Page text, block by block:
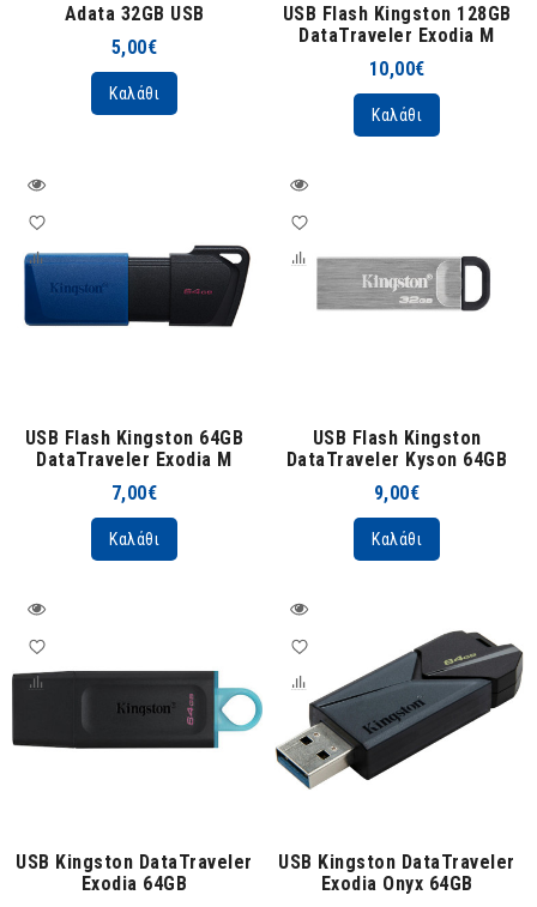
Adata 32GB USB
5,00€
Καλάθι
USB Flash Kingston 128GB
DataTraveler Exodia M
10,00€
Καλάθι
USB Flash Kingston 64GB
DataTraveler Exodia M
7,00€
Καλάθι
USB Flash Kingston
DataTraveler Kyson 64GB
9,00€
Καλάθι
USB Kingston DataTraveler
Exodia 64GB
USB Kingston DataTraveler
Exodia Onyx 64GB